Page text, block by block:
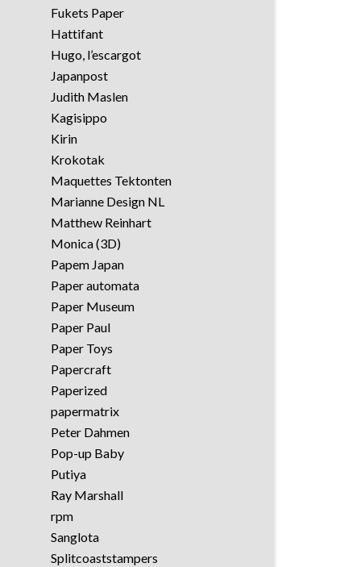
Fukets Paper
Hattifant
Hugo, l’escargot
Japanpost
Judith Maslen
Kagisippo
Kirin
Krokotak
Maquettes Tektonten
Marianne Design NL
Matthew Reinhart
Monica (3D)
Papem Japan
Paper automata
Paper Museum
Paper Paul
Paper Toys
Papercraft
Paperized
papermatrix
Peter Dahmen
Pop-up Baby
Putiya
Ray Marshall
rpm
Sanglota
Splitcoaststampers